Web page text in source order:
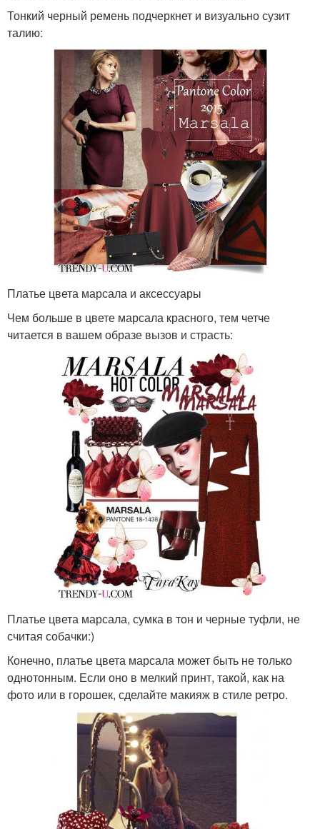
Тонкий черный ремень подчеркнет и визуально сузит
талию:
Платье цвета марсала и аксессуары
Чем больше в цвете марсала красного, тем четче
читается в вашем образе вызов и страсть:
Платье цвета марсала, сумка в тон и черные туфли, не
считая собачки:)
Конечно, платье цвета марсала может быть не только
однотонным. Если оно в мелкий принт, такой, как на
фото или в горошек, сделайте макияж в стиле ретро.